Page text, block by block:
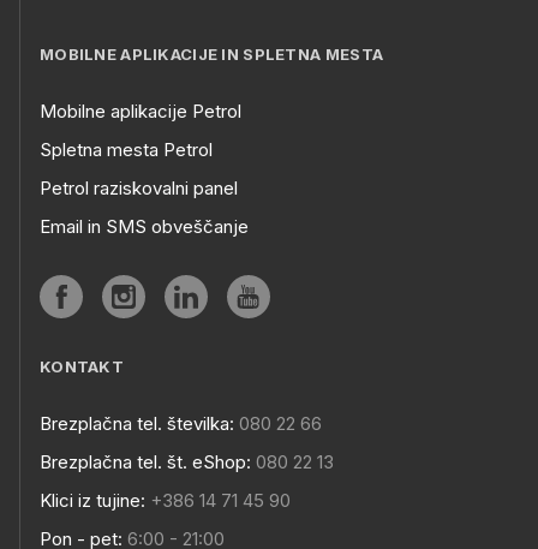
MOBILNE APLIKACIJE IN SPLETNA MESTA
Mobilne aplikacije Petrol
Spletna mesta Petrol
Petrol raziskovalni panel
Email in SMS obveščanje
KONTAKT
Brezplačna tel. številka: 080 22 66
Brezplačna tel. št. eShop: 080 22 13
Klici iz tujine: +386 14 71 45 90
Pon - pet: 6:00 - 21:00